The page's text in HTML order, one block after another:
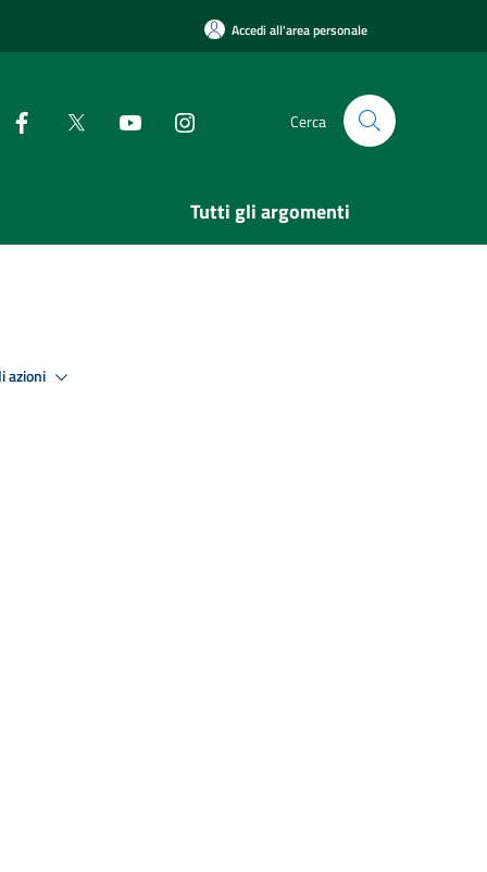
Accedi all'area personale
Cerca
Tutti gli argomenti
azioni